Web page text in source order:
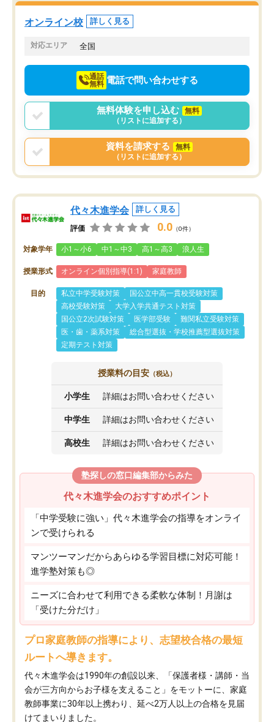
オンライン校 詳しく見る
対応エリア 全国
通話
無料 電話で問い合わせする
無料体験を申し込む
無料
（リストに追加する）
資料を請求する
無料
（リストに追加する）
代々木進学会 詳しく見る
評価 0.0 （0件）
対象学年 小1～小6 中1～中3 高1～高3 浪人生
授業形式 オンライン個別指導(1:1) 家庭教師
目的 私立中学受験対策
国公立中高一貫校受験対策
高校受験対策
大学入学共通テスト対策
国公立2次試験対策
医学部受験
難関私立受験対策
医・歯・薬系対策
総合型選抜・学校推薦型選抜対策
定期テスト対策
授業料の目安 （税込）
小学生 詳細はお問い合わせください
中学生 詳細はお問い合わせください
高校生 詳細はお問い合わせください
塾探しの窓口編集部からみた
代々木進学会のおすすめポイント
「中学受験に強い」代々木進学会の指導をオンライ
ンで受けられる
マンツーマンだからあらゆる学習目標に対応可能！
進学塾対策も◎
ニーズに合わせて利用できる柔軟な体制！月謝は
「受けた分だけ」
プロ家庭教師の指導により、志望校合格の最短
ルートへ導きます。
代々木進学会は1990年の創設以来、「保護者様・講師・当
会が三方向からお子様を支えること」をモットーに、家庭
教師事業に30年以上携わり、延べ2万人以上の合格を見届
けてまいりました。